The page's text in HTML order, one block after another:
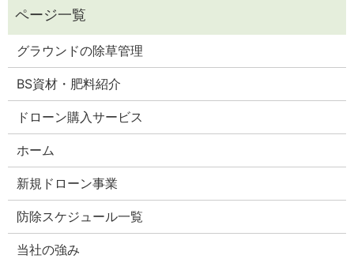
グラウンドの除草管理
BS資材・肥料紹介
ドローン購入サービス
ホーム
新規ドローン事業
防除スケジュール一覧
当社の強み